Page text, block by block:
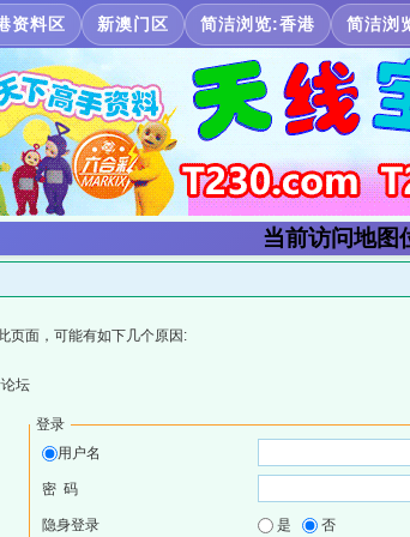
资料区 新澳门区 简洁浏览:香港 简洁浏
当前访问地图
页面，可能有如下几个原因:
坛
登录
用户名
密 码
隐身登录 是 否